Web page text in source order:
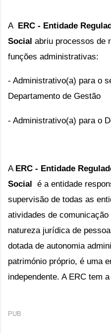
A ERC - Entidade
Social abriu processos de
funções administrativas:
- Administrativo(a) para o
Departamento de Gestão
- Administrativo(a) para o
A ERC - Entidade
Social é a entidade
supervisão de todas as
atividades de
natureza jurídica de
dotada de autonomia
património próprio, é uma
independente. A ERC tem
PUB